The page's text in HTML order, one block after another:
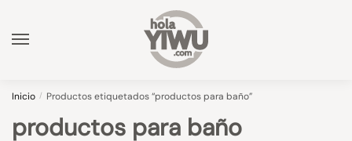
navigation
content
Inicio / Productos etiquetados “productos para baño”
productos para baño